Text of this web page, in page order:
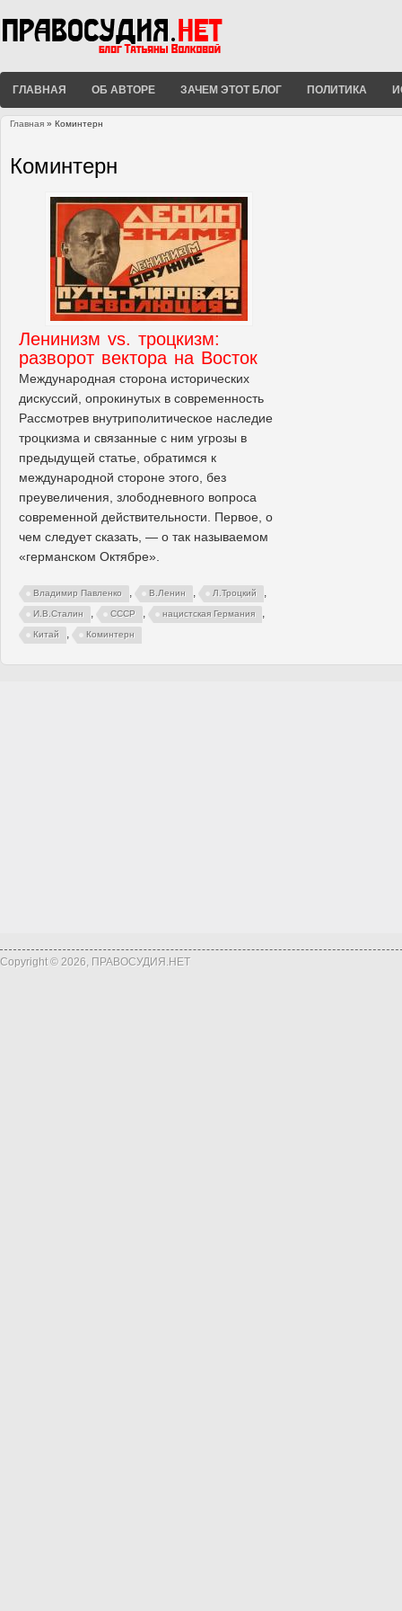
ГЛАВНАЯ ОБ АВТОРЕ ЗАЧЕМ ЭТОТ БЛОГ ПОЛИТИКА
Главная » Коминтерн
Коминтерн
Ленинизм vs. троцкизм:
разворот вектора на Восток
Международная сторона исторических
дискуссий, опрокинутых в современность
Рассмотрев внутриполитическое наследие
троцкизма и связанные с ним угрозы в
предыдущей статье, обратимся к
международной стороне этого, без
преувеличения, злободневного вопроса
современной действительности. Первое, о
чем следует сказать, — о так называемом
«германском Октябре».
Владимир Павленко , В.Ленин , Л.Троцкий ,
И.В.Сталин , СССР , нацистская Германия ,
Китай , Коминтерн
Copyright © 2026, ПРАВОСУДИЯ.НЕТ